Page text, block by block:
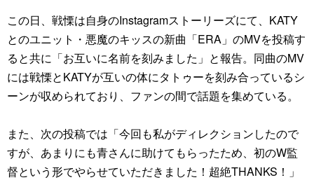
この日、戦慄は自身のInstagramストーリーズにて、KATY
とのユニット・悪魔のキッスの新曲「ERA」のMVを投稿す
ると共に「お互いに名前を刻みました」と報告。同曲のMV
には戦慄とKATYが互いの体にタトゥーを刻み合っているシ
ーンが収められており、ファンの間で話題を集めている。
また、次の投稿では「今回も私がディレクションしたので
すが、あまりにも青さんに助けてもらったため、初のW監
督という形でやらせていただきました！超絶THANKS！」